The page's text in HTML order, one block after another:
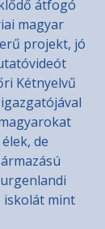
átfogó
magyar
projekt, jó
Kétnyelvű
de
iskolát mint